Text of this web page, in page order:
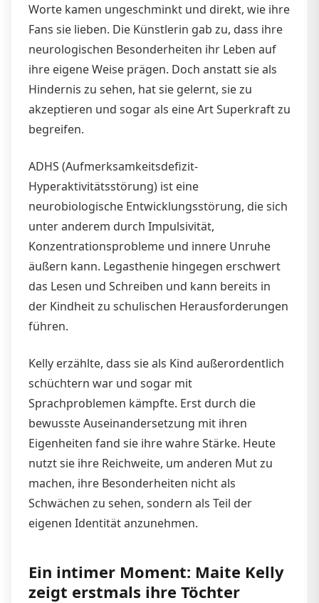
Worte kamen ungeschminkt und direkt, wie ihre
Fans sie lieben. Die Künstlerin gab zu, dass ihre
neurologischen Besonderheiten ihr Leben auf
ihre eigene Weise prägen. Doch anstatt sie als
Hindernis zu sehen, hat sie gelernt, sie zu
akzeptieren und sogar als eine Art Superkraft zu
begreifen.
ADHS (Aufmerksamkeitsdefizit-
Hyperaktivitätsstörung) ist eine
neurobiologische Entwicklungsstörung, die sich
unter anderem durch Impulsivität,
Konzentrationsprobleme und innere Unruhe
äußern kann. Legasthenie hingegen erschwert
das Lesen und Schreiben und kann bereits in
der Kindheit zu schulischen Herausforderungen
führen.
Kelly erzählte, dass sie als Kind außerordentlich
schüchtern war und sogar mit
Sprachproblemen kämpfte. Erst durch die
bewusste Auseinandersetzung mit ihren
Eigenheiten fand sie ihre wahre Stärke. Heute
nutzt sie ihre Reichweite, um anderen Mut zu
machen, ihre Besonderheiten nicht als
Schwächen zu sehen, sondern als Teil der
eigenen Identität anzunehmen.
Ein intimer Moment: Maite Kelly
zeigt erstmals ihre Töchter